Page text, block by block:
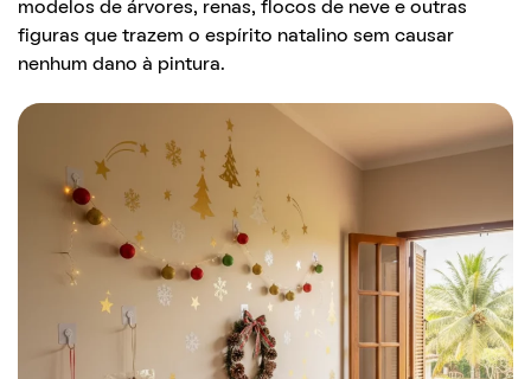
modelos de árvores, renas, flocos de neve e outras
figuras que trazem o espírito natalino sem causar
nenhum dano à pintura.